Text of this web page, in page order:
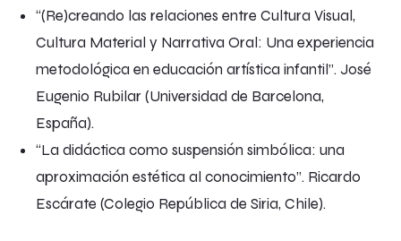
“(Re)creando las relaciones entre Cultura Visual,
Cultura Material y Narrativa Oral: Una experiencia
metodológica en educación artística infantil”. José
Eugenio Rubilar (Universidad de Barcelona,
España).
“La didáctica como suspensión simbólica: una
aproximación estética al conocimiento”. Ricardo
Escárate (Colegio República de Siria, Chile).